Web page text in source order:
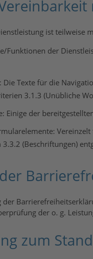
ist teilweise
Funktionen der
Die Texte für die
3.1.3 (Unübliche
Einige der
(Beschriftungen)
der
der o. g.
zum